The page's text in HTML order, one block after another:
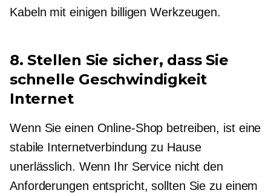
Kabeln mit einigen billigen Werkzeugen.
8. Stellen Sie sicher, dass Sie
schnelle Geschwindigkeit
Internet
Wenn Sie einen Online-Shop betreiben, ist eine
stabile Internetverbindung zu Hause
unerlässlich. Wenn Ihr Service nicht den
Anforderungen entspricht, sollten Sie zu einem